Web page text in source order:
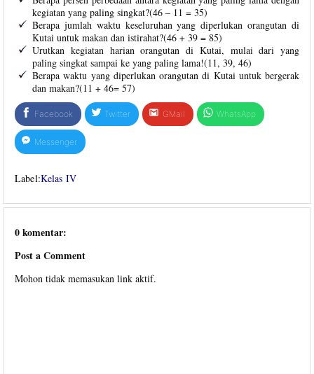
kegiatan yang paling singkat?(46 – 11 = 35)
Berapa jumlah waktu keseluruhan yang diperlukan orangutan di
Kutai untuk makan dan istirahat?(46 + 39 = 85)
Urutkan kegiatan harian orangutan di Kutai, mulai dari yang
paling singkat sampai ke yang paling lama!(11, 39, 46)
Berapa waktu yang diperlukan orangutan di Kutai untuk bergerak
dan makan?(11 + 46= 57)
Facebook Twitter GMail WhatsApp
Messenger
Label:Kelas IV
0 komentar:
Post a Comment
Mohon tidak memasukan link aktif.